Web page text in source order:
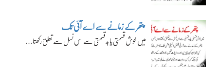
پتھر کے زمانے سے اے آئی تک
میں خوش قسمتی یا بدقسمتی سے اس نسل سے تعلق رکھتا…